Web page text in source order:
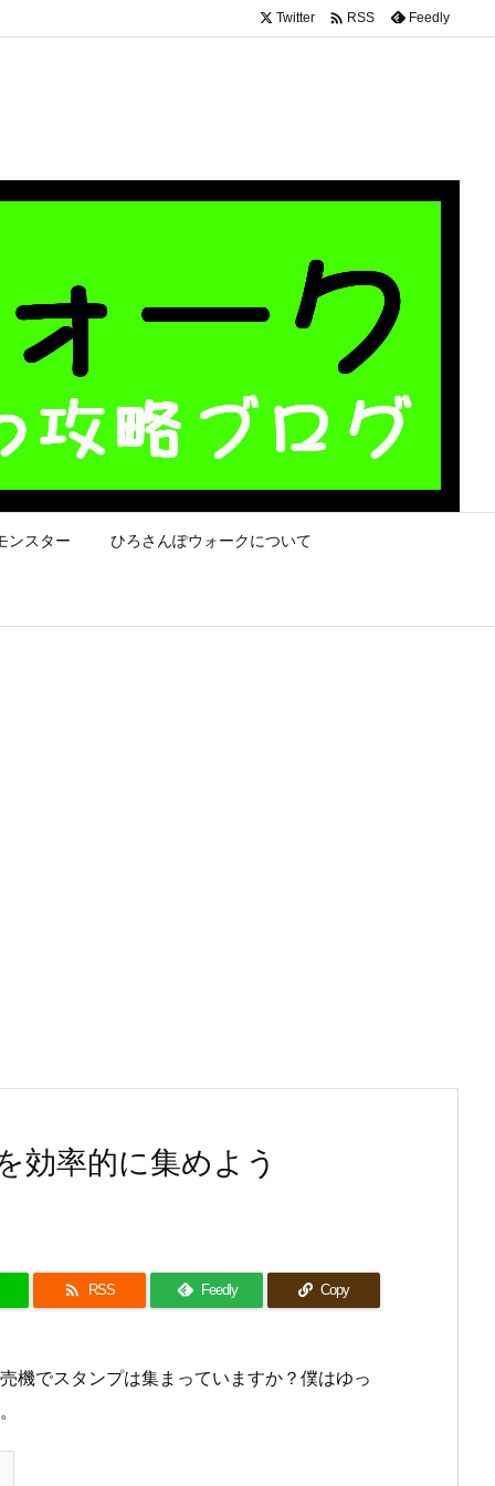
ンスター ひろさんぽウォークについて
Twitter  RSS Feedly
効率的に集めよう
 RSS Feedly Copy
機でスタンプは集まっていますか？僕はゆっ